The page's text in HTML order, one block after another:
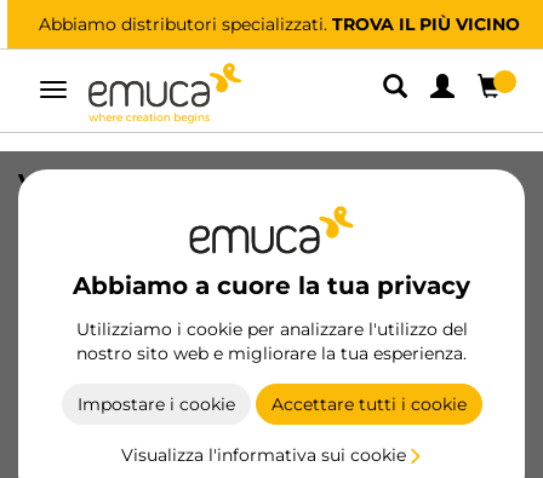
Abbiamo distributori specializzati.TROVA IL PIÙ VICINO
Navigazione
Abbiamo a cuore la tua privacy
Utilizziamo i cookie per analizzare l'utilizzo del
nostro sito web e migliorare la tua esperienza.
Impostare i cookie Accettare tutti i cookie
Visualizza l'informativa sui cookie
Vassoio ausiliario per armadi e cabine
armadio Hack, Tecnoplastica
Prodotti essenziali
Diventa cliente
Scheda prodotto